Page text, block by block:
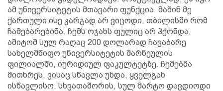
ამ უნივერსიტეტის მთავარი ფუნქცია. მაშინ მე
ქართული ისე კარგად არ ვიცოდი, თბილისში რომ
ჩამებარებინა. ჩემს ოჯახს ფულიც არ ჰქონდა,
ამიტომ სულ რაღაც 200 დოლარად ჩავაბარე
სახელმწიფო უნივერსიტეტის მარნეულის
ფილიალში, იურიდიულ ფაკულტეტზე. ჩემებმა
მითხრეს, ვისაც სწავლა უნდა, ყველგან
ისწავლისო. სხვათაშორის, სულ მარტო დავდიოდი